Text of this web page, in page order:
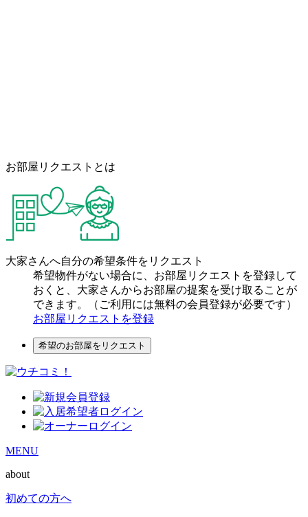
お部屋リクエストとは
大家さんへ自分の希望条件をリクエスト
希望物件がない場合に、お部屋リクエストを登録して
おくと、大家さんからお部屋の提案を受け取ることが
できます。（ご利用には無料の会員登録が必要です）
お部屋リクエストを登録
希望のお部屋をリクエスト
MENU
about
初めての方へ